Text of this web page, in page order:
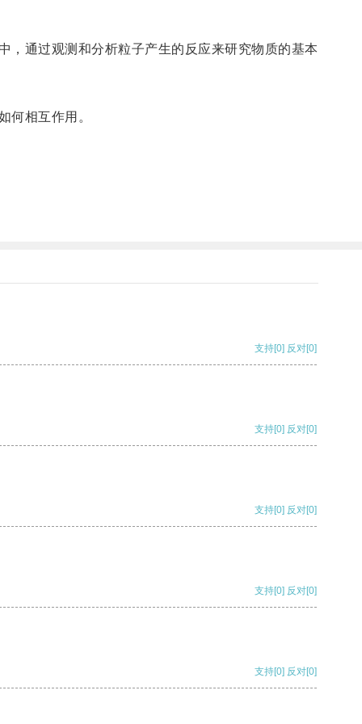
通过观测和分析粒子产生的反应来研究物质的基本
相互作用。
支持[0] 反对[0]
支持[0] 反对[0]
支持[0] 反对[0]
支持[0] 反对[0]
支持[0] 反对[0]